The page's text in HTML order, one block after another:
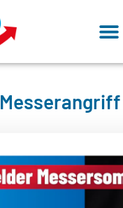
Messerangriff